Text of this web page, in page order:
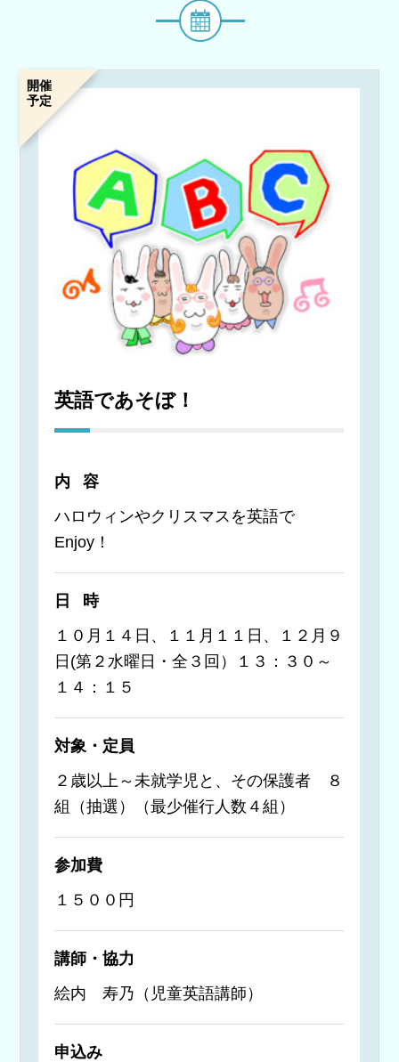
イ
ベ
ン
ト・
講
開催
予定
英語であそぼ！
内容
ハロウィンやクリスマスを英語で
Enjoy！
日時
１０月１４日、１１月１１日、１２月９
日(第２水曜日・全３回）１３：３０～
１４：１５
対象・定員
２歳以上～未就学児と、その保護者 ８
組（抽選）（最少催行人数４組）
参加費
１５００円
講師・協力
絵内 寿乃（児童英語講師）
申込み